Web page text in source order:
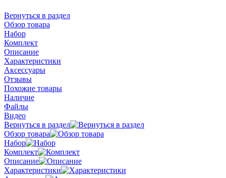
Вернуться в раздел
Обзор товара
Набор
Комплект
Описание
Характеристики
Аксессуары
Отзывы
Похожие товары
Наличие
Файлы
Видео
Вернуться в раздел
Обзор товара
Набор
Комплект
Описание
Характеристики